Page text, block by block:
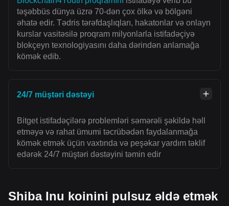
təşəbbüs dünya üzrə 70-dən çox ölkə və bölgəni
əhatə edir. Tədris tərəfdaşlıqları, hakatonlar və onlayn
kurslar vasitəsilə proqram milyonlarla istifadəçiyə
blokçeyn texnologiyasını daha dərindən anlamağa
kömək edib.
24/7 müştəri dəstəyi
Bitget istifadəçilərə problemləri səmərəli şəkildə həll
etməyə və rahat ümumi təcrübədən faydalanmağa
kömək etmək üçün vaxtında və peşəkar yardım təklif
edərək 24/7 müştəri dəstəyini təmin edir
Shiba Inu koinini pulsuz əldə etmək